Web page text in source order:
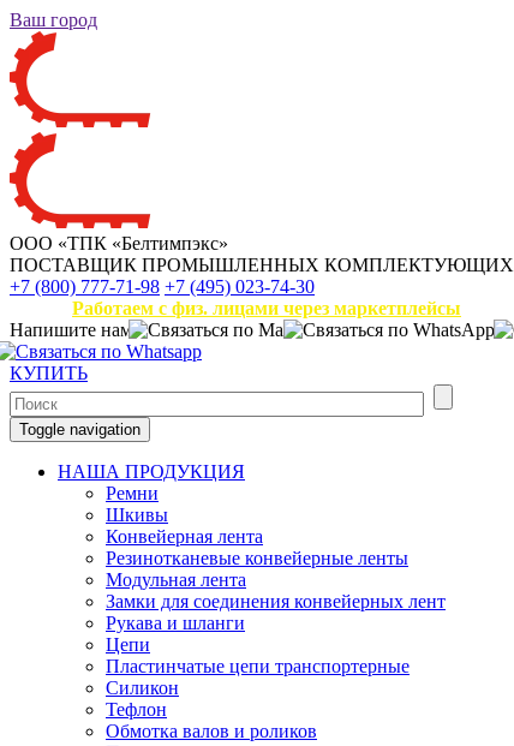
Ваш город
ООО «ТПК «Белтимпэкс»
ПОСТАВЩИК ПРОМЫШЛЕННЫХ КОМПЛЕКТУЮЩИХ
+7 (800) 777-71-98 +7 (495) 023-74-30
Работаем с физ. лицами через маркетплейсы
Напишите нам
КУПИТЬ
Toggle navigation
НАША ПРОДУКЦИЯ
Ремни
Шкивы
Конвейерная лента
Резинотканевые конвейерные ленты
Модульная лента
Замки для соединения конвейерных лент
Рукава и шланги
Цепи
Пластинчатые цепи транспортерные
Силикон
Тефлон
Обмотка валов и роликов